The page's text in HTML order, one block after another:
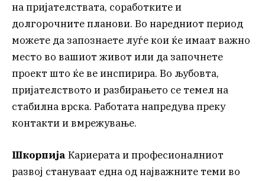
на пријателствата, соработките и
долгорочните планови. Во наредниот период
можете да запознаете луѓе кои ќе имаат важно
место во вашиот живот или да започнете
проект што ќе ве инспирира. Во љубовта,
пријателството и разбирањето се темел на
стабилна врска. Работата напредува преку
контакти и вмрежување.
Шкорпија Кариерата и професионалниот
развој стануваат една од најважните теми во